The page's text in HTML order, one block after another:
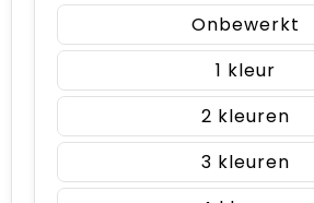
Onbewerkt
1
2
3